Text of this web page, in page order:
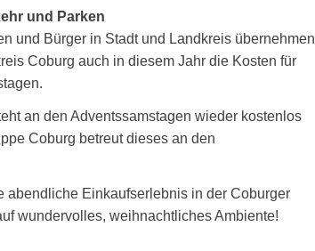
und Parken
und Bürger in Stadt und Landkreis übernehmen
Coburg auch in diesem Jahr die Kosten für
an den Adventssamstagen wieder kostenlos
Coburg betreut dieses an den
abendliche Einkaufserlebnis in der Coburger
wundervolles, weihnachtliches Ambiente!